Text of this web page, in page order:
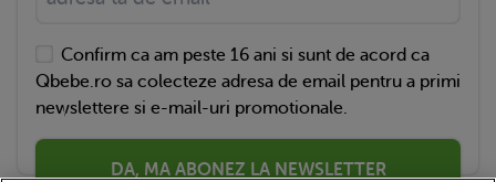
Confirm ca am peste 16 ani si sunt de acord ca
Qbebe.ro sa colecteze adresa de email pentru a primi
newslettere si e-mail-uri promotionale.
DA, MA ABONEZ LA NEWSLETTER